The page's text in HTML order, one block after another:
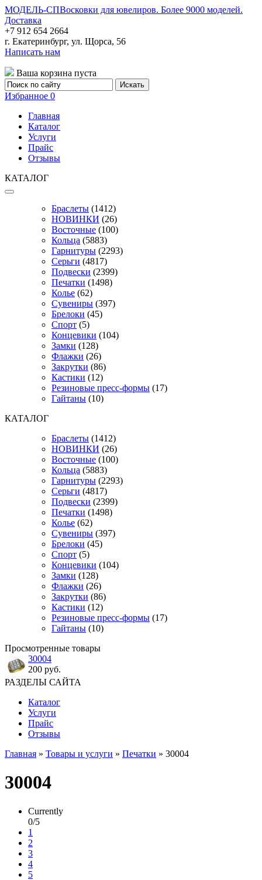
МОДЕЛЬ-СПВосковки для ювелиров. Более 9000 моделей.
Доставка
+7 912 654 2664
г. Екатеринбург, ул. Щорса, 56
Написать нам
Ваша корзина пуста
Избранное 0
Главная
Каталог
Услуги
Прайс
Отзывы
КАТАЛОГ
Браслеты (1412)
НОВИНКИ (26)
Восточные (100)
Кольца (5883)
Гарнитуры (2293)
Серьги (4817)
Подвески (2399)
Печатки (1498)
Колье (62)
Сувениры (397)
Брелоки (45)
Спорт (5)
Концевики (104)
Замки (128)
Флажки (26)
Закрутки (86)
Кастики (12)
Резиновые пресс-формы (17)
Гайтаны (10)
КАТАЛОГ
Браслеты (1412)
НОВИНКИ (26)
Восточные (100)
Кольца (5883)
Гарнитуры (2293)
Серьги (4817)
Подвески (2399)
Печатки (1498)
Колье (62)
Сувениры (397)
Брелоки (45)
Спорт (5)
Концевики (104)
Замки (128)
Флажки (26)
Закрутки (86)
Кастики (12)
Резиновые пресс-формы (17)
Гайтаны (10)
Просмотренные товары
30004
200 руб.
РАЗДЕЛЫ САЙТА
Каталог
Услуги
Прайс
Отзывы
Главная » Товары и услуги » Печатки » 30004
30004
Currently
0/5
1
2
3
4
5